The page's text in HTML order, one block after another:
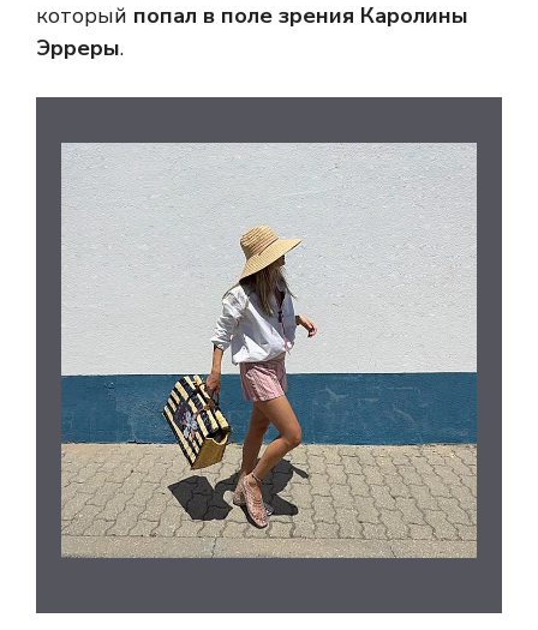
который попал в поле зрения Каролины
Эрреры.